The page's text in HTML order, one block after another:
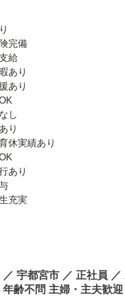
完備
給
あり
あり
し
り
休実績あり
あり
充実
／ 宇都宮市 ／ 正社員 ／
齢不問 主婦・主夫歓迎